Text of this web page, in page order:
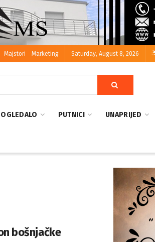
Majstori Marketing Saturday, August 8, 2026
UNAPRIJED